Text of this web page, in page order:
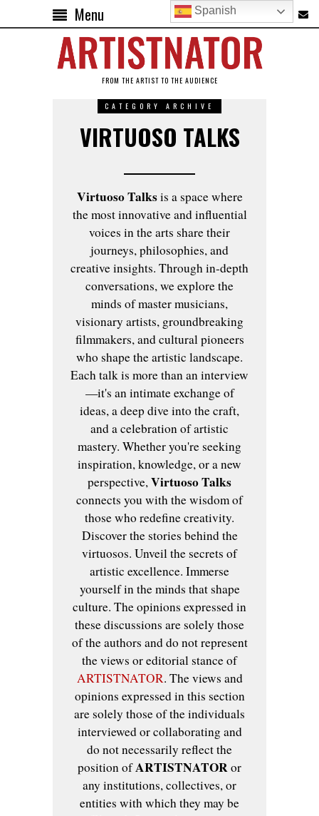
Menu
FROM THE ARTIST TO THE AUDIENCE
CATEGORY ARCHIVE
VIRTUOSO TALKS
Virtuoso Talksis a space where
the most innovative and influential
voices in the arts share their
journeys, philosophies, and
creative insights. Through in-depth
conversations, we explore the
minds of master musicians,
visionary artists, groundbreaking
filmmakers, and cultural pioneers
who shape the artistic landscape.
Each talk is more than an interview
—it's an intimate exchange of
ideas, a deep dive into the craft,
and a celebration of artistic
mastery. Whether you're seeking
inspiration, knowledge, or a new
perspective,Virtuoso Talks
connects you with the wisdom of
those who redefine creativity.
Discover the stories behind the
virtuosos. Unveil the secrets of
artistic excellence. Immerse
yourself in the minds that shape
culture. The opinions expressed in
these discussions are solely those
of the authors and do not represent
the views or editorial stance of
ARTISTNATOR. The views and
opinions expressed in this section
are solely those of the individuals
interviewed or collaborating and
do not necessarily reflect the
position ofARTISTNATORor
any institutions, collectives, or
entities with which they may be
Spanish